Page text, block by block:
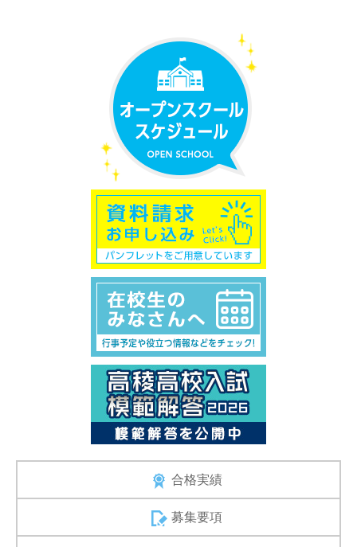
合格実績
募集要項